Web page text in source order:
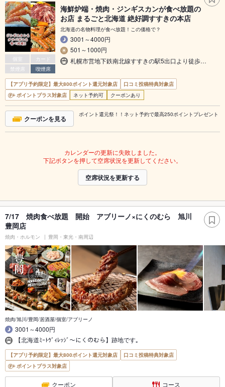
個室
カード
禁煙席
喫煙席
海鮮炉端・焼肉・ジンギスカンが食べ放題の
お店 まるごと北海道 絶好調すすきの本店
北海道の名物料理が食べ放題！この価格で？
3001～4000円
501～1000円
札幌市営地下鉄南北線すすきの駅5出口より徒歩…
【アプリ予約限定】最大800ポイント還元対象店
口コミ投稿特典対象店
ポイントプラス対象店
ネット予約可 クーポンあり
クーポンを見る ポイント還元祭！！ネット予約で最高250ポイントプレゼント
カレンダーの更新に失敗しました。
下記ボタンを押して空席状況を更新してください。
空席状況を更新する
7/17 焼肉食べ放題 開始 アブリーノ×にくのむら 旭川
豊岡店
焼肉・ホルモン 豊岡・東光・南周辺
焼肉/旭川/豊岡/居酒屋/個室/アブリーノ
3001～4000円
【北海道ﾐｰﾄｳﾞｨﾚｯｼﾞ～にくのむら】跡地です｡
【アプリ予約限定】最大800ポイント還元対象店
口コミ投稿特典対象店
ポイントプラス対象店
クーポン コース